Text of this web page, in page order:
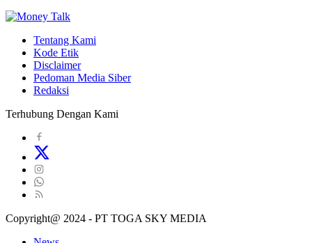
Tentang Kami
Kode Etik
Disclaimer
Pedoman Media Siber
Redaksi
Terhubung Dengan Kami
Copyright@ 2024 - PT TOGA SKY MEDIA